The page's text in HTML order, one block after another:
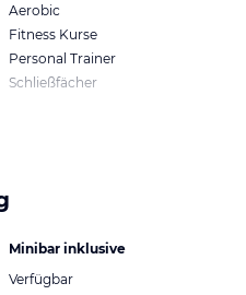
Aerobic
Fitness Kurse
Personal Trainer
Schließfächer
Minibar inklusive
Verfügbar